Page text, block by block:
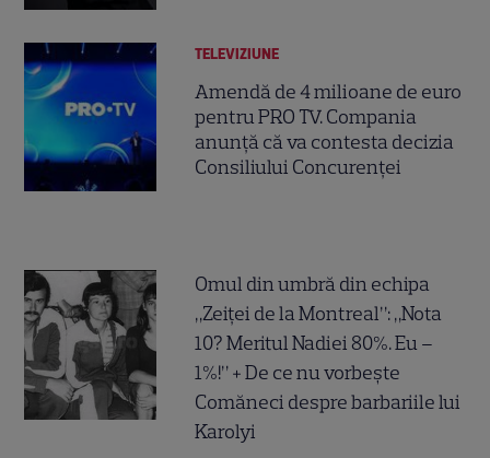
TELEVIZIUNE
Amendă de 4 milioane de euro
pentru PRO TV. Compania
anunță că va contesta decizia
Consiliului Concurenței
Omul din umbră din echipa
„Zeiței de la Montreal”: „Nota
10? Meritul Nadiei 80%. Eu –
1%!” + De ce nu vorbește
Comăneci despre barbariile lui
Karolyi